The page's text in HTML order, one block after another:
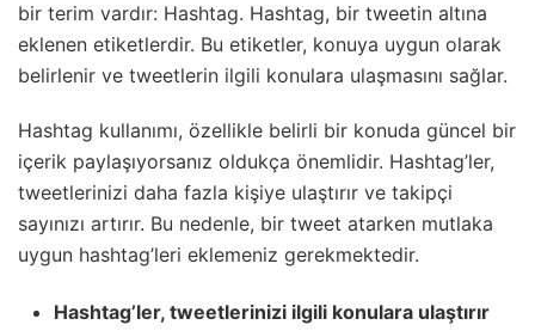
bir terim vardır: Hashtag. Hashtag, bir tweetin altına
eklenen etiketlerdir. Bu etiketler, konuya uygun olarak
belirlenir ve tweetlerin ilgili konulara ulaşmasını sağlar.
Hashtag kullanımı, özellikle belirli bir konuda güncel bir
içerik paylaşıyorsanız oldukça önemlidir. Hashtag’ler,
tweetlerinizi daha fazla kişiye ulaştırır ve takipçi
sayınızı artırır. Bu nedenle, bir tweet atarken mutlaka
uygun hashtag’leri eklemeniz gerekmektedir.
Hashtag’ler, tweetlerinizi ilgili konulara ulaştırır